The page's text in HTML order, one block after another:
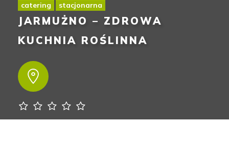
catering stacjonarna
JARMUŻNO – ZDROWA
KUCHNIA ROŚLINNA